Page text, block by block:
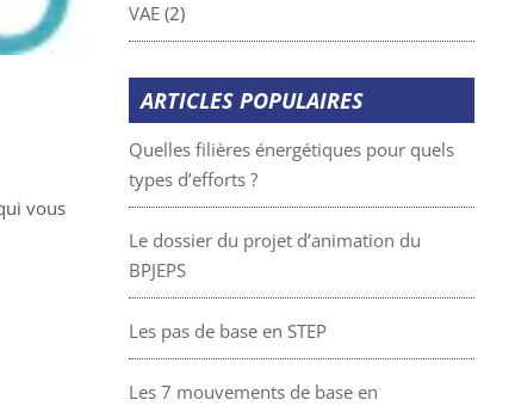
vous
VAE(2)
ARTICLES POPULAIRES
Quelles filières énergétiques pour quels
types d’efforts ?
Le dossier du projet d’animation du
BPJEPS
Les pas de base en STEP
Les 7 mouvements de base en